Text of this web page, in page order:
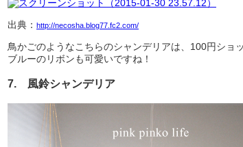
出典： http://necosha.blog77.fc2.com/
鳥かごのようなこちらのシャンデリアは、100円ショ
ブルーのリボンも可愛いですね！
7. 風鈴シャンデリア